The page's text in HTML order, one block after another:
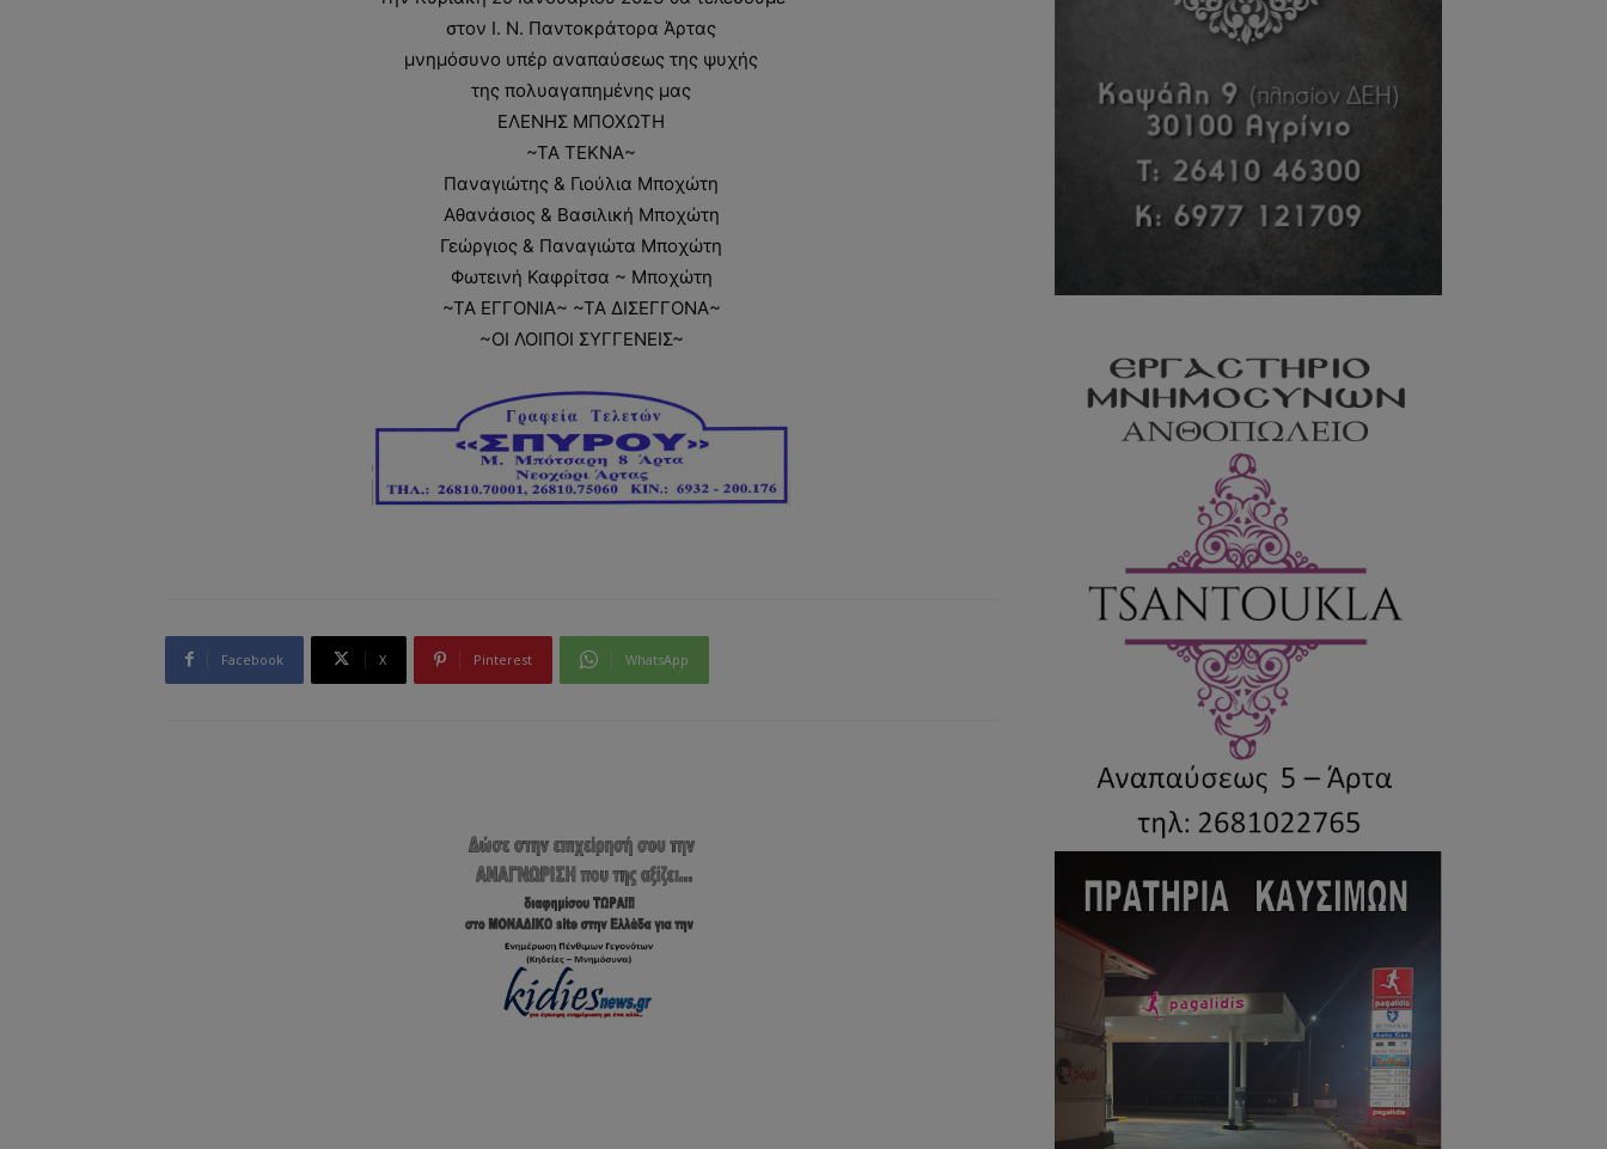
στον Ι. Ν. Παντοκράτορα Άρτας
μνημόσυνο υπέρ αναπαύσεως της ψυχής
της πολυαγαπημένης μας
ΕΛΕΝΗΣ ΜΠΟΧΩΤΗ
~ΤΑ ΤΕΚΝΑ~
Παναγιώτης & Γιούλια Μποχώτη
Αθανάσιος & Βασιλική Μποχώτη
Γεώργιος & Παναγιώτα Μποχώτη
Φωτεινή Καφρίτσα ~ Μποχώτη
~ΤΑ ΕΓΓΟΝΙΑ~ ~ΤΑ ΔΙΣΕΓΓΟΝΑ~
~ΟΙ ΛΟΙΠΟΙ ΣΥΓΓΕΝΕΙΣ~
Facebook X Pinterest WhatsApp